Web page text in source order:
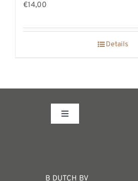
€14,00
Details
Toggle
WEBSHOP
B DUTCH BV